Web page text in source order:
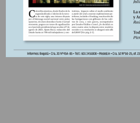
Un Estado ausente
campo y la ciudad
Estado, derecha,